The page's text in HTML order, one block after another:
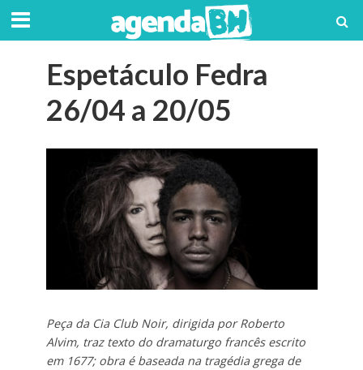
Espetáculo Fedra
26/04 a 20/05
Peça da Cia Club Noir, dirigida por Roberto
Alvim, traz texto do dramaturgo francês escrito
em 1677; obra é baseada na tragédia grega de